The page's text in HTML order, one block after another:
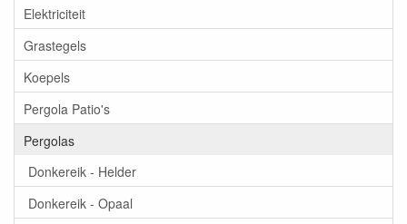
Elektriciteit
Grastegels
Koepels
Pergola Patio's
Pergolas
Donkereik - Helder
Donkereik - Opaal